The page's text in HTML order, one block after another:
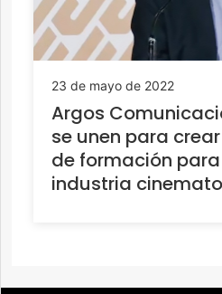
23 de mayo de 2022
Argos
se unen para
de formación
industria